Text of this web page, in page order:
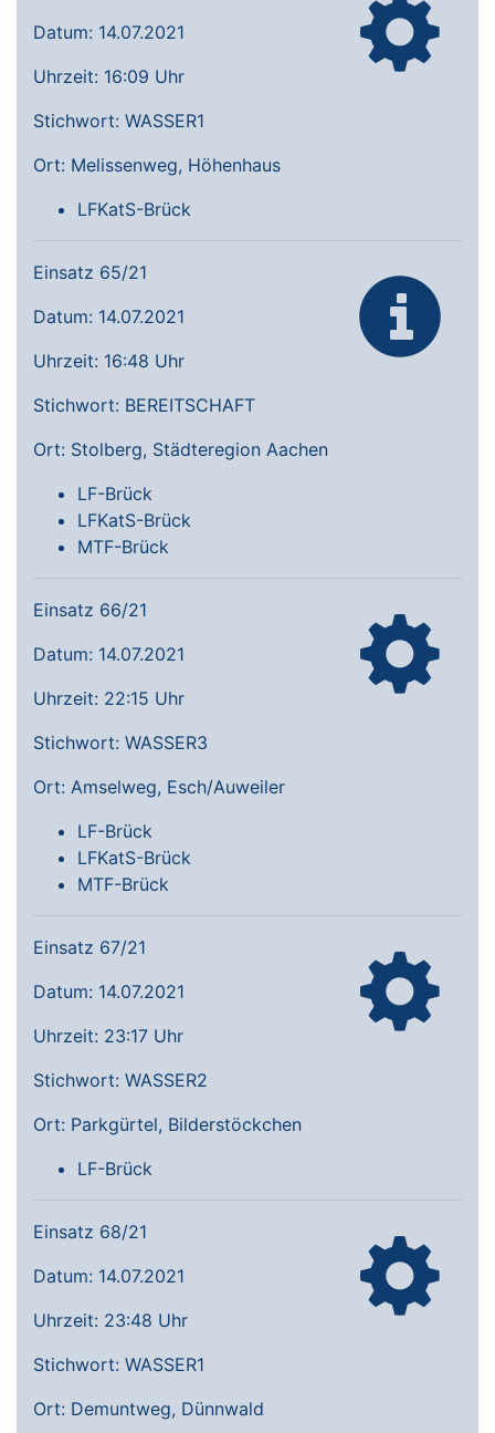
Datum: 14.07.2021
Uhrzeit: 16:09 Uhr
Stichwort: WASSER1
Ort: Melissenweg, Höhenhaus
LFKatS-Brück
Einsatz 65/21
Datum: 14.07.2021
Uhrzeit: 16:48 Uhr
Stichwort: BEREITSCHAFT
Ort: Stolberg, Städteregion Aachen
LF-Brück
LFKatS-Brück
MTF-Brück
Einsatz 66/21
Datum: 14.07.2021
Uhrzeit: 22:15 Uhr
Stichwort: WASSER3
Ort: Amselweg, Esch/Auweiler
LF-Brück
LFKatS-Brück
MTF-Brück
Einsatz 67/21
Datum: 14.07.2021
Uhrzeit: 23:17 Uhr
Stichwort: WASSER2
Ort: Parkgürtel, Bilderstöckchen
LF-Brück
Einsatz 68/21
Datum: 14.07.2021
Uhrzeit: 23:48 Uhr
Stichwort: WASSER1
Ort: Demuntweg, Dünnwald